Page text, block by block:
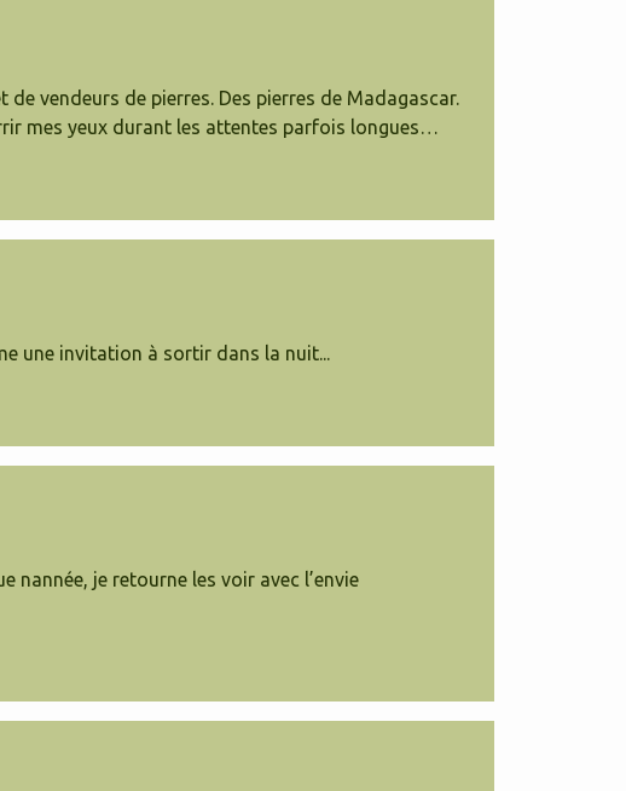
vendeurs de pierres. Des pierres de Madagascar.
mes yeux durant les attentes parfois longues…
une invitation à sortir dans la nuit...
nannée, je retourne les voir avec l’envie